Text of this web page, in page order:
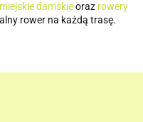
damskieoraz rowery
rower na każdą trasę.